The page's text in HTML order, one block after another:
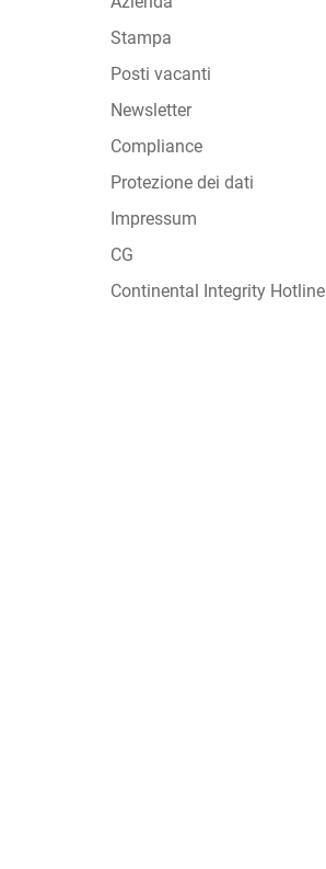
Stampa
Posti vacanti
Newsletter
Compliance
Protezione dei dati
Impressum
CG
Continental Integrity Hotline